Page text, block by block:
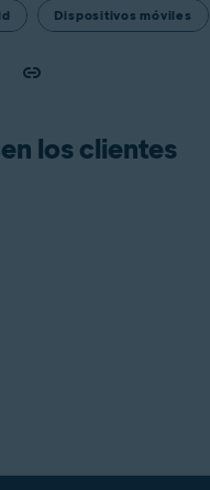
Dispositivos móviles
los clientes